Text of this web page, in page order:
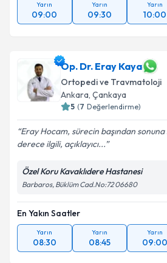
Yarın
09:00
Yarın
09:30
Yarın
10:00
Op. Dr. Eray Kaya
Ortopedi ve Travmatoloji
Ankara, Çankaya
5 (7 Değerlendirme)
Eray Hocam, sürecin başından
derece ilgili, açıklayıcı...
Özel Koru Kavaklıdere Hastanesi
Barbaros, Büklüm Cad.No:72 06680
En Yakın Saatler
Yarın
08:30
Yarın
08:45
Yarın
09:00